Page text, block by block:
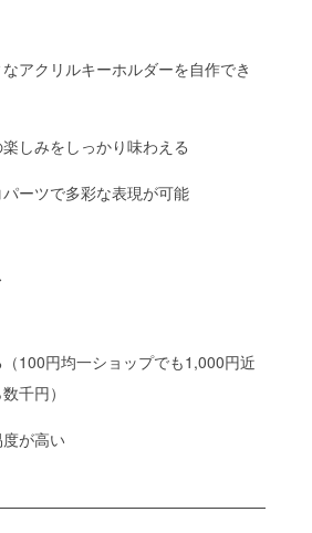
アクリルキーホルダーを自作でき
しみをしっかり味わえる
ーツで多彩な表現が可能
100円均一ショップでも1,000円近
千円）
が高い